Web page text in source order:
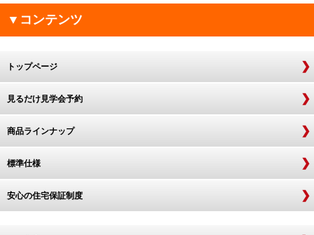
▼コンテンツ
トップページ
見るだけ見学会予約
商品ラインナップ
標準仕様
安心の住宅保証制度